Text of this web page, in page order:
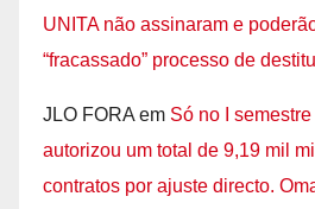
UNITA não assinaram e
“fracassado” processo de
JLO FORA em Só no I
autorizou um total de 9,19 mil
contratos por ajuste directo.